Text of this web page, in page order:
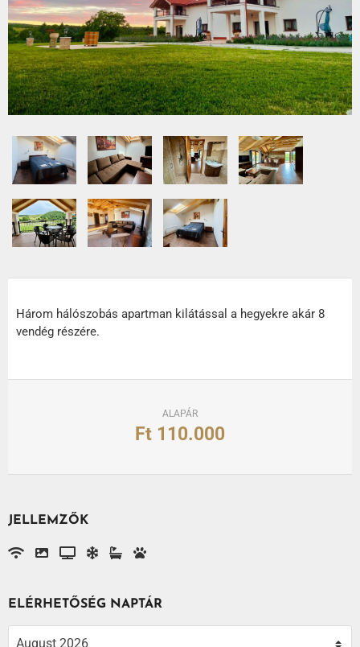
Három hálószobás apartman kilátással a hegyekre akár 8
vendég részére.
ALAPÁR
Ft 110.000
JELLEMZŐK
ELÉRHETŐSÉG NAPTÁR